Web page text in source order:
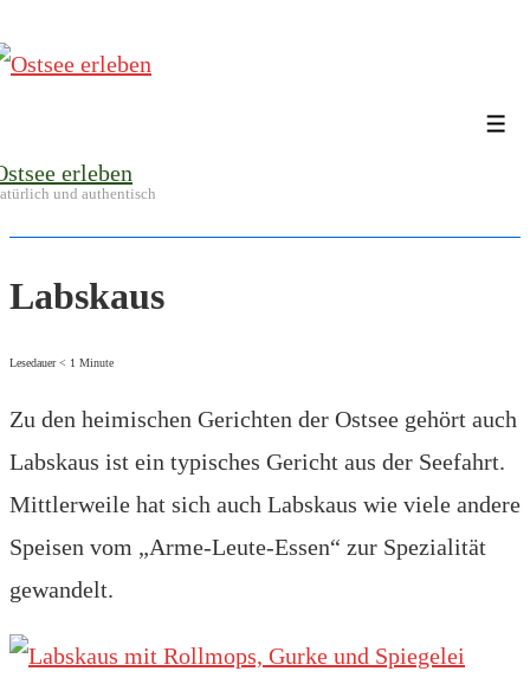
Zum
erleben
und authentisch
Labskaus
Lesedauer < 1 Minute
Zu den heimischen Gerichten der Ostsee gehört auch
Labskaus ist ein typisches Gericht aus der Seefahrt.
Mittlerweile hat sich auch Labskaus wie viele andere
Speisen vom „Arme-Leute-Essen“ zur Spezialität
gewandelt.